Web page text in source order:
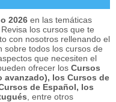
2026 en las temáticas
. Revisa los cursos que te
con nosotros rellenando el
sobre todos los cursos de
que necesiten el
ofrecer los Cursos
los Cursos de
de Español, los
, entre otros